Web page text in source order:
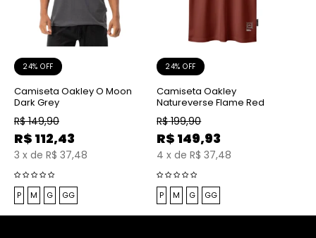
24% OFF
Camiseta Oakley O Moon
Dark Grey
R$ 149,90
R$ 112,43
3 x de R$ 37,48
P M G GG
24% OFF
Camiseta Oakley
Natureverse Flame Red
R$ 199,90
R$ 149,93
4 x de R$ 37,48
P M G GG